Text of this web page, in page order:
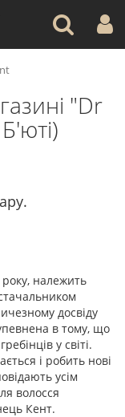
"Dr
належить
досвіду
в тому, що
у світі.
і робить нові
усім
волосся
Кент.